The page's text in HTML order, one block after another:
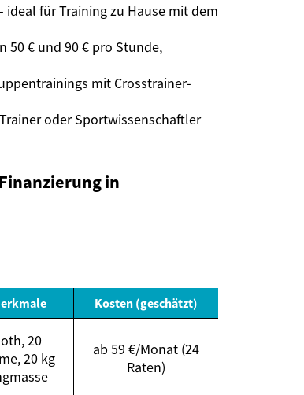
für Training zu Hause mit dem
50 € und 90 € pro Stunde,
mit Crosstrainer-
oder Sportwissenschaftler
in
Kosten (geschätzt)
20
20 kg
ab 59 €/Monat (24
Raten)